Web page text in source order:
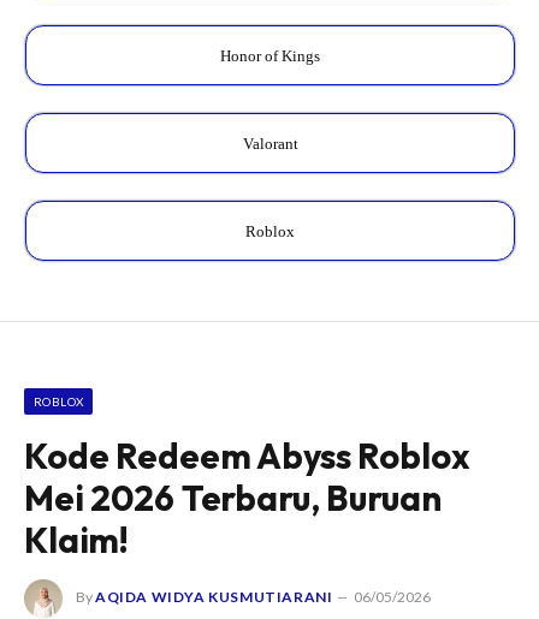
Honor of Kings
Valorant
Roblox
ROBLOX
Kode Redeem Abyss Roblox
Mei 2026 Terbaru, Buruan
Klaim!
ByAQIDA WIDYA KUSMUTIARANI
06/05/2026